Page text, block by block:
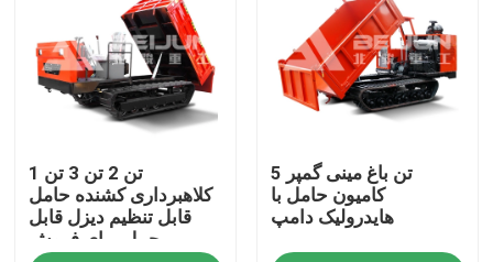
دربارهی ما
محصولات
1 تن 2 تن 3 تن
کلاهبرداری کشنده حامل
قابل تنظیم دیزل قابل
حمل برای فروش
5 تن باغ مینی گمپر
کامیون حامل با
هایدرولیک دامپ